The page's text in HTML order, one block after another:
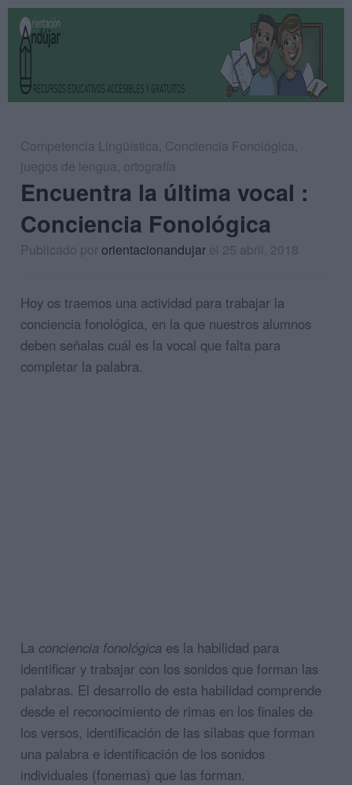
Competencia Lingüística, Conciencia Fonológica,
juegos de lengua, ortografía
Encuentra la última vocal :
Conciencia Fonológica
Publicado pororientacionandujar el 25 abril, 2018
Hoy os traemos una actividad para trabajar la
conciencia fonológica, en la que nuestros alumnos
deben señalas cuál es la vocal que falta para
completar la palabra.
La conciencia fonológica es la habilidad para
identificar y trabajar con los sonidos que forman las
palabras. El desarrollo de esta habilidad comprende
desde el reconocimiento de rimas en los finales de
los versos, identificación de las sílabas que forman
una palabra e identificación de los sonidos
individuales (fonemas) que las forman.